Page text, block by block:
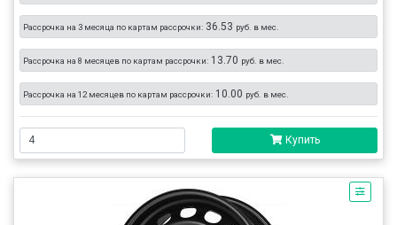
Рассрочка на 3 месяца по картам рассрочки: 36.53 руб. в мес.
Рассрочка на 8 месяцев по картам рассрочки: 13.70 руб. в мес.
Рассрочка на 12 месяцев по картам рассрочки: 10.00 руб. в мес.
Купить